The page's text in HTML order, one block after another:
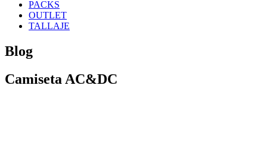
PACKS
OUTLET
TALLAJE
Blog
Camiseta AC&DC